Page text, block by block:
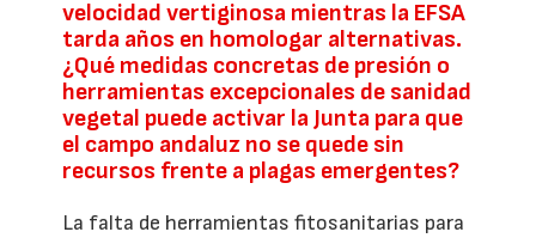
velocidad vertiginosa mientras la EFSA
tarda años en homologar alternativas.
¿Qué medidas concretas de presión o
herramientas excepcionales de sanidad
vegetal puede activar la Junta para que
el campo andaluz no se quede sin
recursos frente a plagas emergentes?
La falta de herramientas fitosanitarias para